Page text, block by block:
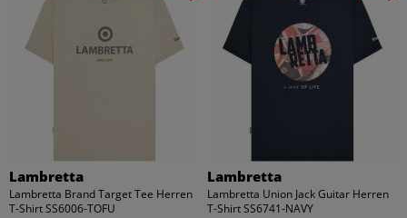
Lambretta
Lambretta Brand Target Tee Herren
T-Shirt SS6006-TOFU
Lambretta
Lambretta Union Jack Guitar Herren
T-Shirt SS6741-NAVY